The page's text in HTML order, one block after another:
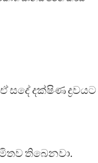
දක්ෂිණ
තිබෙනවා.